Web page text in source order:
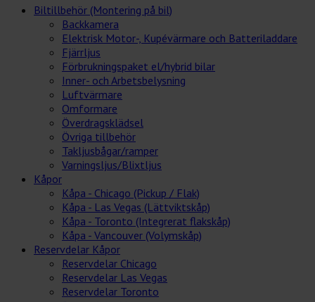
Biltillbehör (Montering på bil)
Backkamera
Elektrisk Motor-, Kupévärmare och Batteriladdare
Fjärrljus
Förbrukningspaket el/hybrid bilar
Inner- och Arbetsbelysning
Luftvärmare
Omformare
Överdragsklädsel
Övriga tillbehör
Takljusbågar/ramper
Varningsljus/Blixtljus
Kåpor
Kåpa - Chicago (Pickup / Flak)
Kåpa - Las Vegas (Lättviktskåp)
Kåpa - Toronto (Integrerat flakskåp)
Kåpa - Vancouver (Volymskåp)
Reservdelar Kåpor
Reservdelar Chicago
Reservdelar Las Vegas
Reservdelar Toronto